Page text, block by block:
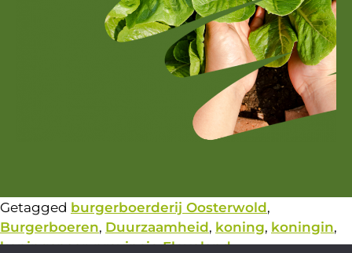
Getagged burgerboerderij Oosterwold,
Burgerboeren, Duurzaamheid, koning, koningin,
koningspaar,provincie Flevoland